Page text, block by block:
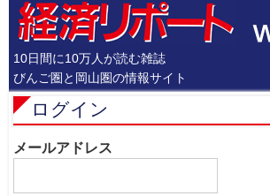
10日間に10万人が読む雑誌
びんご圏と岡山圏の情報サイト
ログイン
メールアドレス